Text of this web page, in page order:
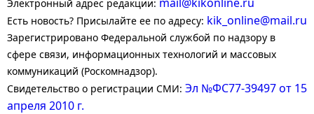
Электронный адрес редакции:
Есть новость? Присылайте ее по адресу: kik_online@mail.ru
Зарегистрировано Федеральной службой по надзору в
сфере связи, информационных технологий и массовых
коммуникаций (Роскомнадзор).
Свидетельство о регистрации СМИ: Эл №ФС77-39497 от 15
апреля 2010 г.